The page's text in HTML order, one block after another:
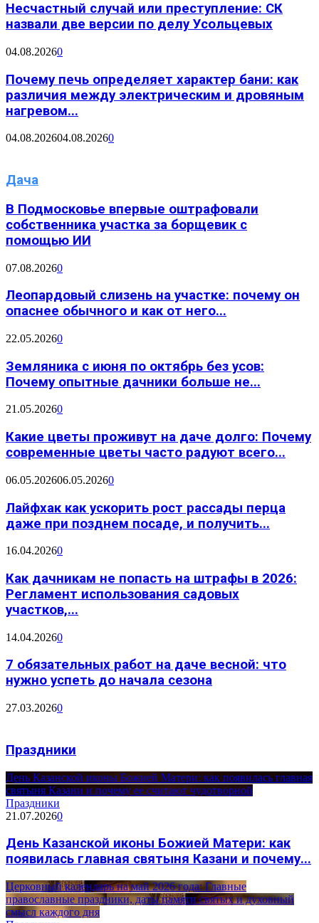
Несчастный случай или преступление: СК
назвали две версии по делу Усольцевых
04.08.20260
Почему печь определяет характер бани: как
различия между электрическим и дровяным
нагревом...
04.08.202604.08.20260
Дача
В Подмосковье впервые оштрафовали
собственника участка за борщевик с
помощью ИИ
07.08.20260
Леопардовый слизень на участке: почему он
опаснее обычного и как от него...
22.05.20260
Земляника с июня по октябрь без усов:
Почему опытные дачники больше не...
21.05.20260
Какие цветы проживут на даче долго: Почему
современные цветы часто радуют всего...
06.05.202606.05.20260
Лайфхак как ускорить рост рассады перца
даже при позднем посаде, и получить...
16.04.20260
Как дачникам не попасть на штрафы в 2026:
Регламент использования садовых
участков,...
14.04.20260
7 обязательных работ на даче весной: что
нужно успеть до начала сезона
27.03.20260
Праздники
День Казанской иконы Божией Матери: как появилась главная
святыня Казани и почему ее считают чудотворной
Праздники
21.07.20260
День Казанской иконы Божией Матери: как
появилась главная святыня Казани и почему...
Церковный календарь на май 2026 года: Главные
православные праздники, даты памяти святых и духовный
смысл каждого дня